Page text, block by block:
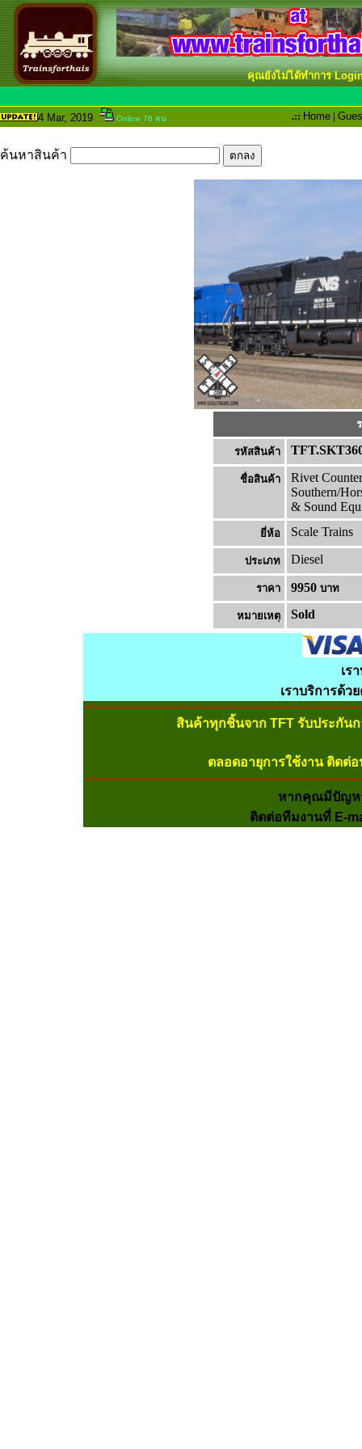
คุณยังไม่ได้ทำการ
4 Mar, 2019 Online 76 คน .:: Home |
ค้นหาสินค้า
รหัสสินค้า
ชื่อสินค้า
Rivet
Southern/
& Sound
ยี่ห้อ Scale Trains
ประเภท Diesel
ราคา 9950 บาท
หมายเหต Sold
เร
เราบริการด้ว
สินค้าทุกชิ้นจาก TFT รับประกัน
ตลอดอายุการใช้งาน ติดต่
หากคุณมีปัญห
ติดต่อทีมงานที่ E-